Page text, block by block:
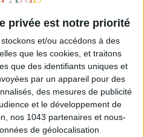
privée est notre priorité
stockons et/ou accédons à des
que les cookies, et traitons
que des identifiants uniques et
par un appareil pour des
des mesures de publicité
et le développement de
nos 1043 partenaires et nous-
de géolocalisation
ACTUALLY WANT TO SLATHER ON